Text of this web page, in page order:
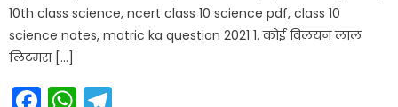
10th class science, ncert class 10 science pdf, class 10
science notes, matric ka question 2021 1. कोई विलयन लाल
लिटमस […]